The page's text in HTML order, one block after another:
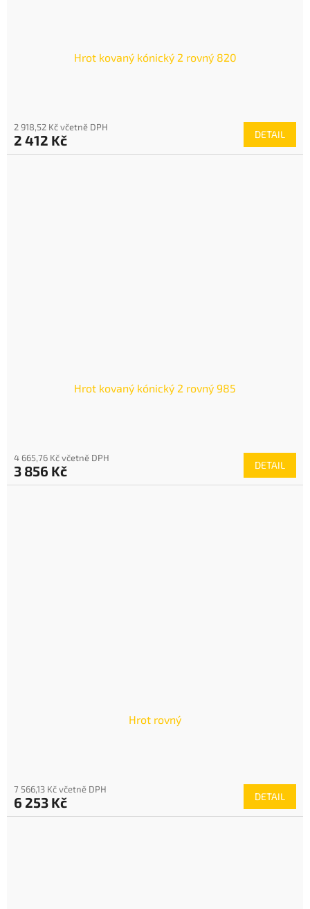
Hrot kovaný kónický 2 rovný 820
2 918,52 Kč včetně DPH
2 412 Kč DETAIL
Hrot kovaný kónický 2 rovný 985
4 665,76 Kč včetně DPH
3 856 Kč DETAIL
Hrot rovný
7 566,13 Kč včetně DPH
6 253 Kč DETAIL